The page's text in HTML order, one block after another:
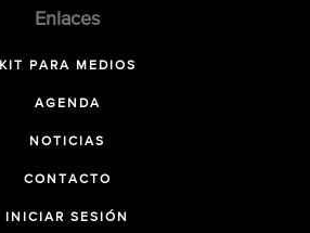
Enlaces
KIT PARA MEDIOS
AGENDA
NOTICIAS
CONTACTO
INICIAR SESIÓN